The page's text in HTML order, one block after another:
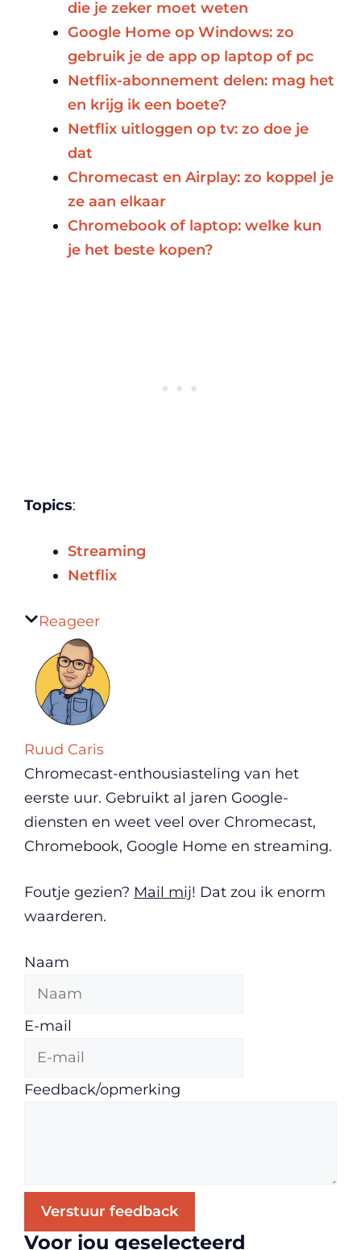
die je zeker moet weten
Google Home op Windows: zo
gebruik je de app op laptop of pc
Netflix-abonnement delen: mag het
en krijg ik een boete?
Netflix uitloggen op tv: zo doe je
dat
Chromecast en Airplay: zo koppel je
ze aan elkaar
Chromebook of laptop: welke kun
je het beste kopen?
Topics:
Streaming
Netflix
Reageer
Ruud Caris
Chromecast-enthousiasteling van het
eerste uur. Gebruikt al jaren Google-
diensten en weet veel over Chromecast,
Chromebook, Google Home en streaming.
Foutje gezien? Mail mij! Dat zou ik enorm
waarderen.
Naam
E-mail
Feedback/opmerking
Verstuur feedback
Voor jou geselecteerd